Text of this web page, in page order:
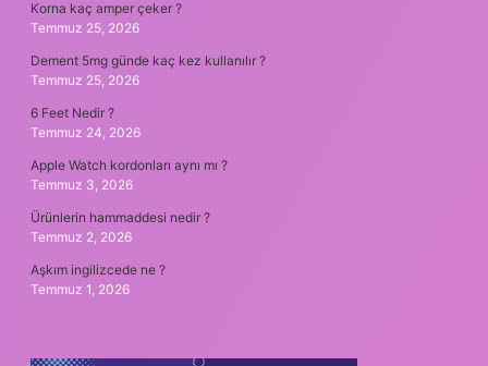
Korna kaç amper çeker ?
Temmuz 25, 2026
Dement 5mg günde kaç kez kullanılır ?
Temmuz 25, 2026
6 Feet Nedir ?
Temmuz 24, 2026
Apple Watch kordonları aynı mı ?
Temmuz 3, 2026
Ürünlerin hammaddesi nedir ?
Temmuz 2, 2026
Aşkım ingilizcede ne ?
Temmuz 1, 2026